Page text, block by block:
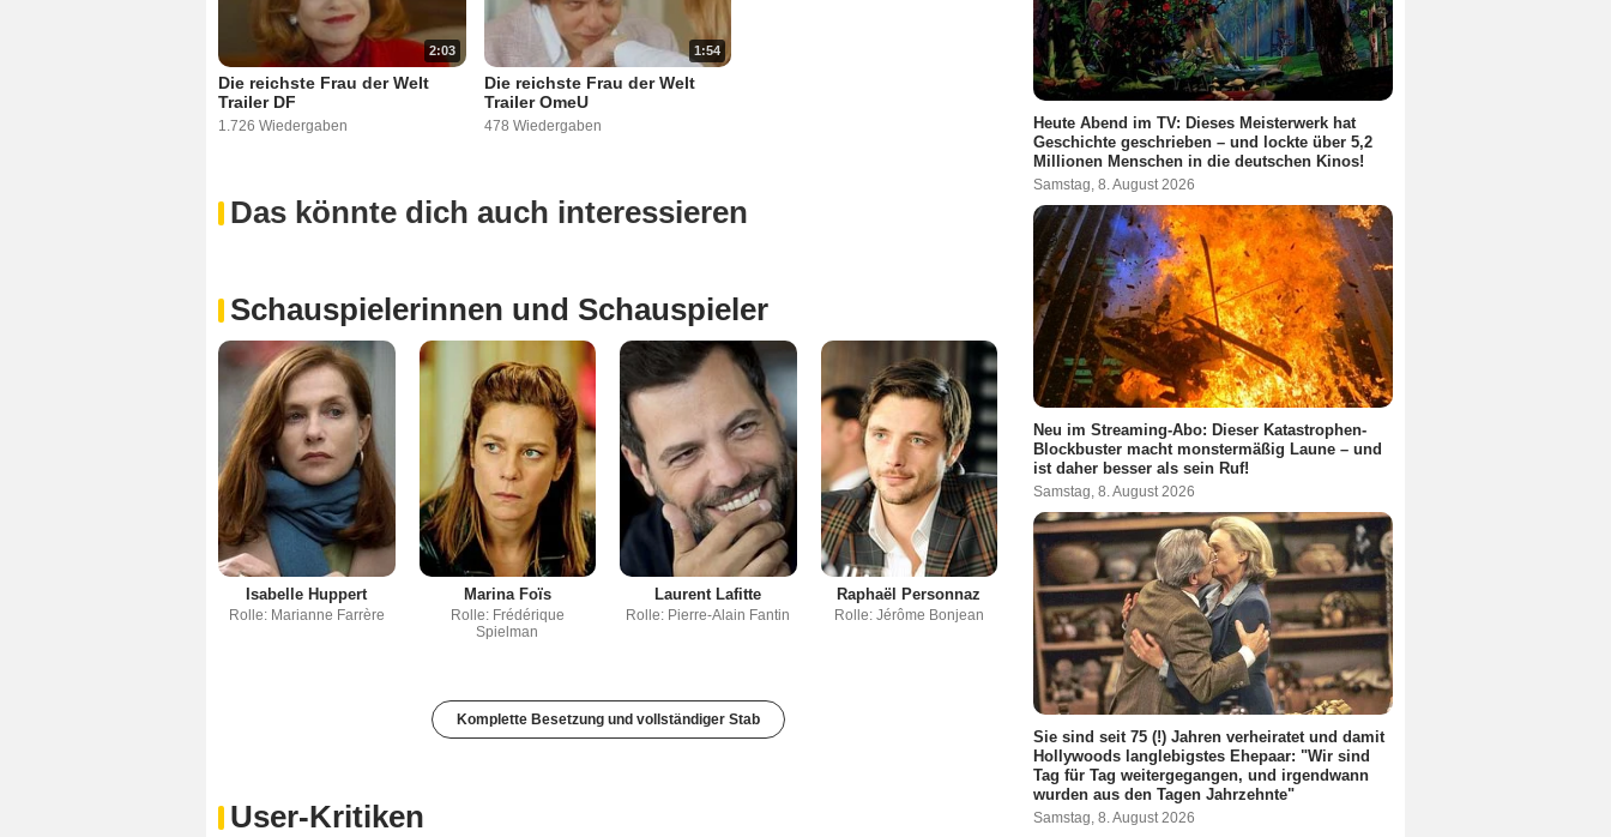
2:03
Die reichste Frau der Welt
Trailer DF
1.726 Wiedergaben
1:54
Die reichste Frau der Welt
Trailer OmeU
478 Wiedergaben
Das könnte dich auch interessieren
Schauspielerinnen und Schauspieler
Isabelle Huppert
Rolle: Marianne Farrère
Marina Foïs
Rolle: Frédérique
Spielman
Laurent Lafitte
Rolle: Pierre-Alain Fantin
Raphaël Personnaz
Rolle: Jérôme Bonjean
Komplette Besetzung und vollständiger Stab
User-Kritiken
Heute Abend im TV: Dieses Meisterwerk hat
Geschichte geschrieben – und lockte über 5,2
Millionen Menschen in die deutschen Kinos!
Samstag, 8. August 2026
Neu im Streaming-Abo: Dieser Katastrophen-
Blockbuster macht monstermäßig Laune – und
ist daher besser als sein Ruf!
Samstag, 8. August 2026
Sie sind seit 75 (!) Jahren verheiratet und damit
Hollywoods langlebigstes Ehepaar: "Wir sind
Tag für Tag weitergegangen, und irgendwann
wurden aus den Tagen Jahrzehnte"
Samstag, 8. August 2026